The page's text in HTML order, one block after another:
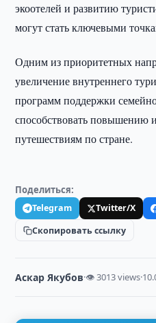
экоотелей и развитию
могут стать ключевыми
Одним из приоритетных
увеличение внутреннего
программ поддержки
способствовать повышению
путешествиям по стране.
Поделиться:
Telegram Twitter/X
Скопировать ссылку
Аскар Якубов·👁 3013 views·